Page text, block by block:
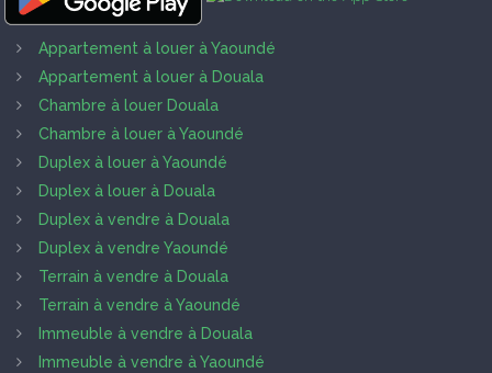
Appartement à louer à Yaoundé
Appartement à louer à Douala
Chambre à louer Douala
Chambre à louer à Yaoundé
Duplex à louer à Yaoundé
Duplex à louer à Douala
Duplex à vendre à Douala
Duplex à vendre Yaoundé
Terrain à vendre à Douala
Terrain à vendre à Yaoundé
Immeuble à vendre à Douala
Immeuble à vendre à Yaoundé